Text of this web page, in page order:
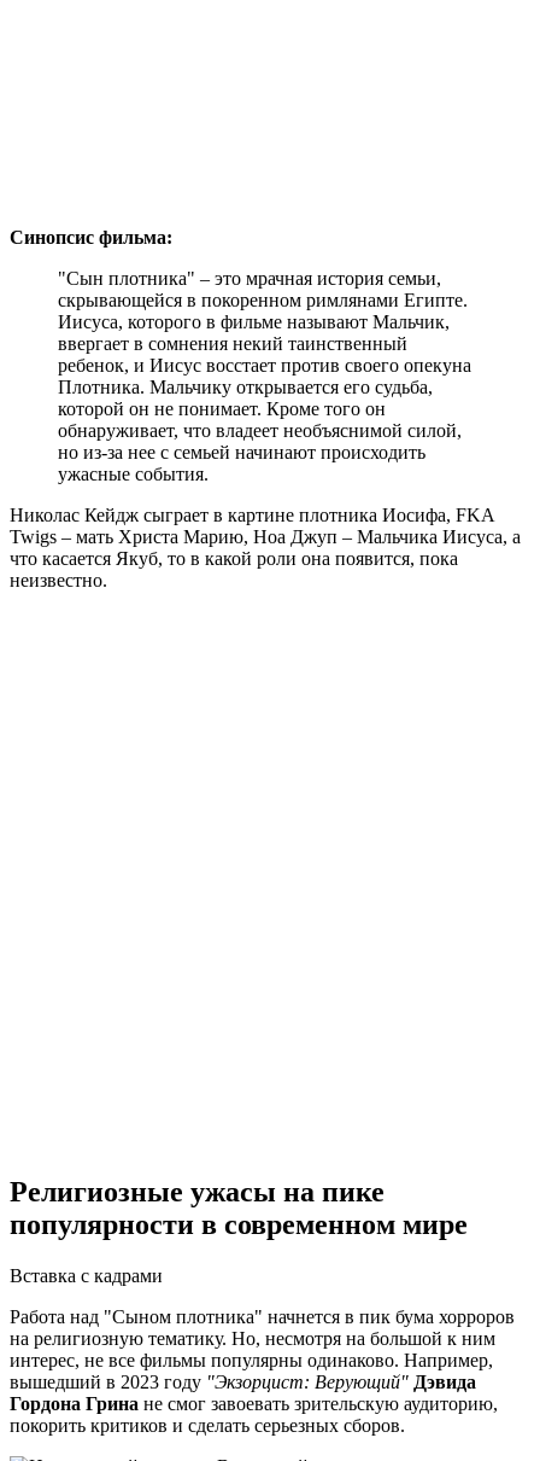
Синопсис фильма:
"Сын плотника" – это мрачная история семьи,
скрывающейся в покоренном римлянами Египте.
Иисуса, которого в фильме называют Мальчик,
ввергает в сомнения некий таинственный
ребенок, и Иисус восстает против своего опекуна
Плотника. Мальчику открывается его судьба,
которой он не понимает. Кроме того он
обнаруживает, что владеет необъяснимой силой,
но из-за нее с семьей начинают происходить
ужасные события.
Николас Кейдж сыграет в картине плотника Иосифа, FKA
Twigs – мать Христа Марию, Ноа Джуп – Мальчика Иисуса, а
что касается Якуб, то в какой роли она появится, пока
неизвестно.
Религиозные ужасы на пике
популярности в современном мире
Вставка с кадрами
Работа над "Сыном плотника" начнется в пик бума хорроров
на религиозную тематику. Но, несмотря на большой к ним
интерес, не все фильмы популярны одинаково. Например,
вышедший в 2023 году "Экзорцист: Верующий" Дэвида
Гордона Грина не смог завоевать зрительскую аудиторию,
покорить критиков и сделать серьезных сборов.